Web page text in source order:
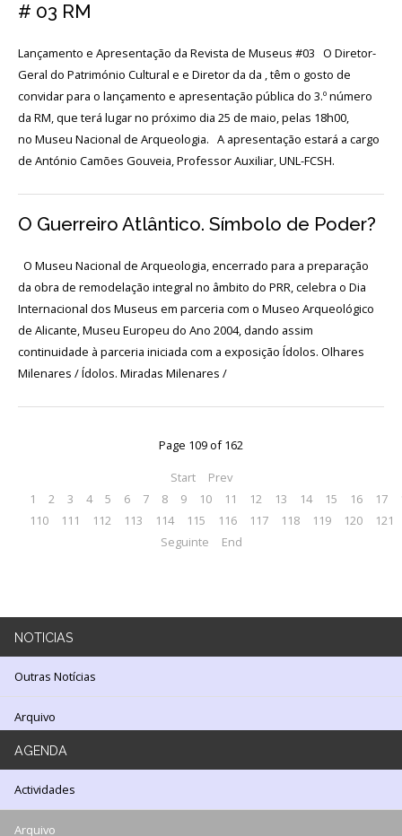
Início
ANOS
MNA
Exposições
Cooperação
Serviços
# 03 RM
Lançamento e Apresentação da Revista de Museus #03 O Diretor-
Geral do Património Cultural e e Diretor da da , têm o gosto de
convidar para o lançamento e apresentação pública do 3.º número
da RM, que terá lugar no próximo dia 25 de maio, pelas 18h00,
no Museu Nacional de Arqueologia. A apresentação estará a cargo
de António Camões Gouveia, Professor Auxiliar, UNL-FCSH.
O Guerreiro Atlântico. Símbolo de Poder?
O Museu Nacional de Arqueologia, encerrado para a preparação
da obra de remodelação integral no âmbito do PRR, celebra o Dia
Internacional dos Museus em parceria com o Museo Arqueológico
de Alicante, Museu Europeu do Ano 2004, dando assim
continuidade à parceria iniciada com a exposição Ídolos. Olhares
Milenares / Ídolos. Miradas Milenares /
Page 109 of 162
Start
Prev
1
2 3 4 5 6 7 8 9 10 11 12 13 14 15 16 17
110
111 112 113 114 115 116 117 118 119 120
121
Seguinte
End
NOTICIAS
Outras Notícias
Arquivo
AGENDA
Actividades
Arquivo